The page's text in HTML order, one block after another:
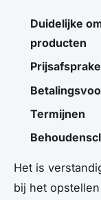
Duidelijke
producten
Termijnen
Het is
bij het